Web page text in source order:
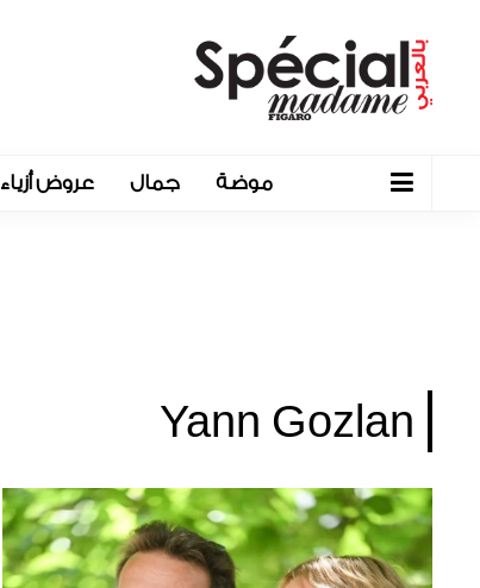
موضة جمال عروض أزياء
Yann Gozlan